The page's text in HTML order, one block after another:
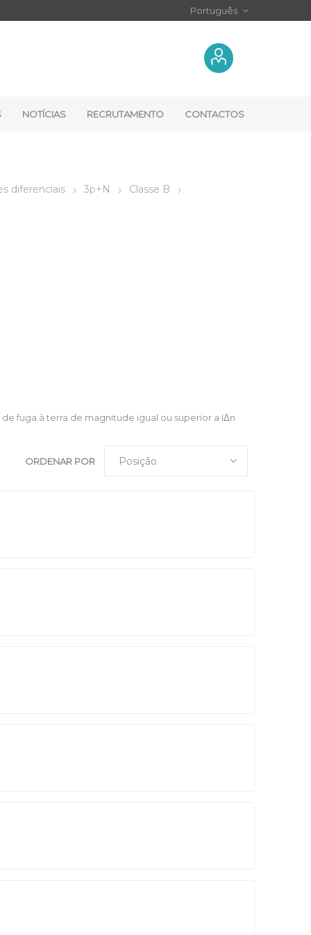
NOTÍCIAS RECRUTAMENTO CONTACTOS
diferenciais 3p+N Classe B
fuga à terra de magnitude igual ou superior a IΔn
ORDENAR POR